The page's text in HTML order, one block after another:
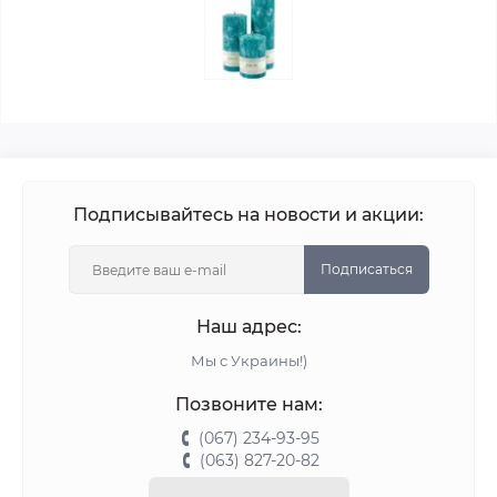
Подписывайтесь на новости и акции:
Подписаться
Наш адрес:
Мы с Украины!)
Позвоните нам:
(067) 234-93-95
(063) 827-20-82